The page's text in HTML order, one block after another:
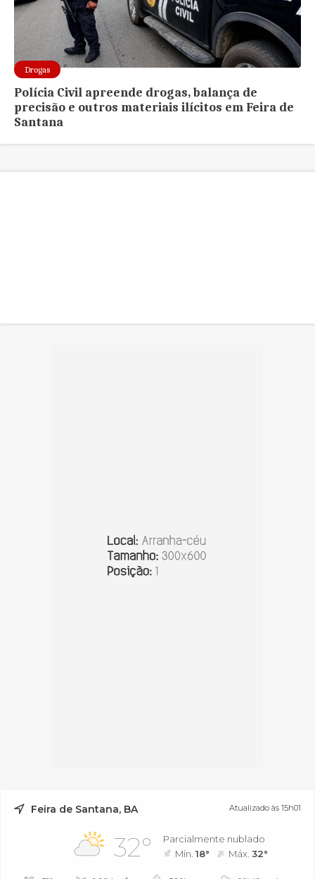
Drogas
Polícia Civil apreende drogas, balança de
precisão e outros materiais ilícitos em Feira de
Santana
Feira de Santana, BA Atualizado às 15h01
32°
Parcialmente nublado
Mín.18° Máx.32°